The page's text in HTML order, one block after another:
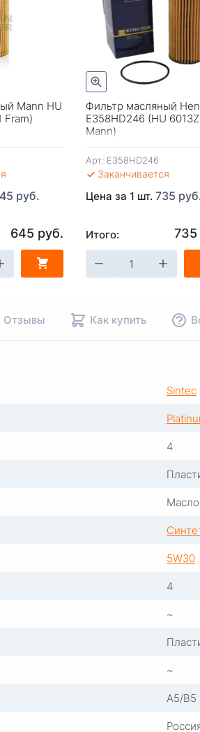
Mann HU
Fram)
руб.
645 руб.
Фильтр масляный
E358HD246 (HU 6013Z
Mann)
Арт: E358HD246
Заканчивается
Цена за 1 шт. 735
Итого: 735
- + В КОРЗИНУ
Быстрый
Отзывы Как купить
Sintec
4
5W30
4
~
~
A5/B5